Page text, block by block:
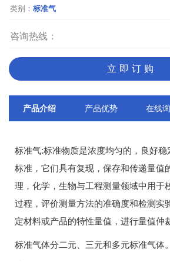
类别： 标准气
咨询热线：
立即订购
产品介绍 产品优势 在线
标准气:标准物质是浓度均匀的，良好
标准，它们具有复现，保存和传递量值
理，化学，生物与工程测量领域中用于
过程，评价测量方法的准确度和检测实
定材料或产品的特性量值，进行量值仲
标准气体分二元、三元和多元标准气体。